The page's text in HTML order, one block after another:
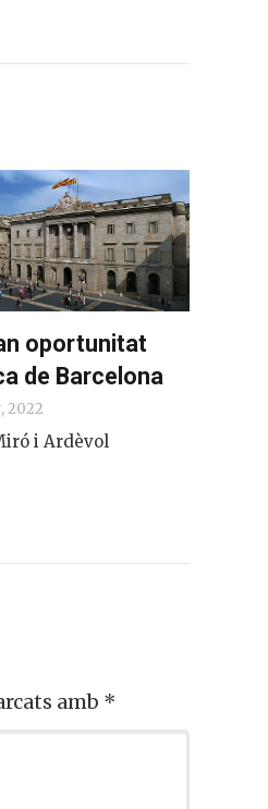
oportunitat
de Barcelona
2022
i Ardèvol
amb *